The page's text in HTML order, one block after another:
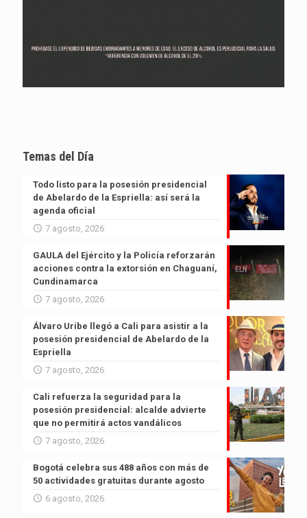
Temas del Día
Todo listo para la posesión presidencial
de Abelardo de la Espriella: así será la
agenda oficial
7 agosto, 2026
GAULA del Ejército y la Policía reforzarán
acciones contra la extorsión en Chaguaní,
Cundinamarca
7 agosto, 2026
Álvaro Uribe llegó a Cali para asistir a la
posesión presidencial de Abelardo de la
Espriella
7 agosto, 2026
Cali refuerza la seguridad para la
posesión presidencial: alcalde advierte
que no permitirá actos vandálicos
7 agosto, 2026
Bogotá celebra sus 488 años con más de
50 actividades gratuitas durante agosto
6 agosto, 2026